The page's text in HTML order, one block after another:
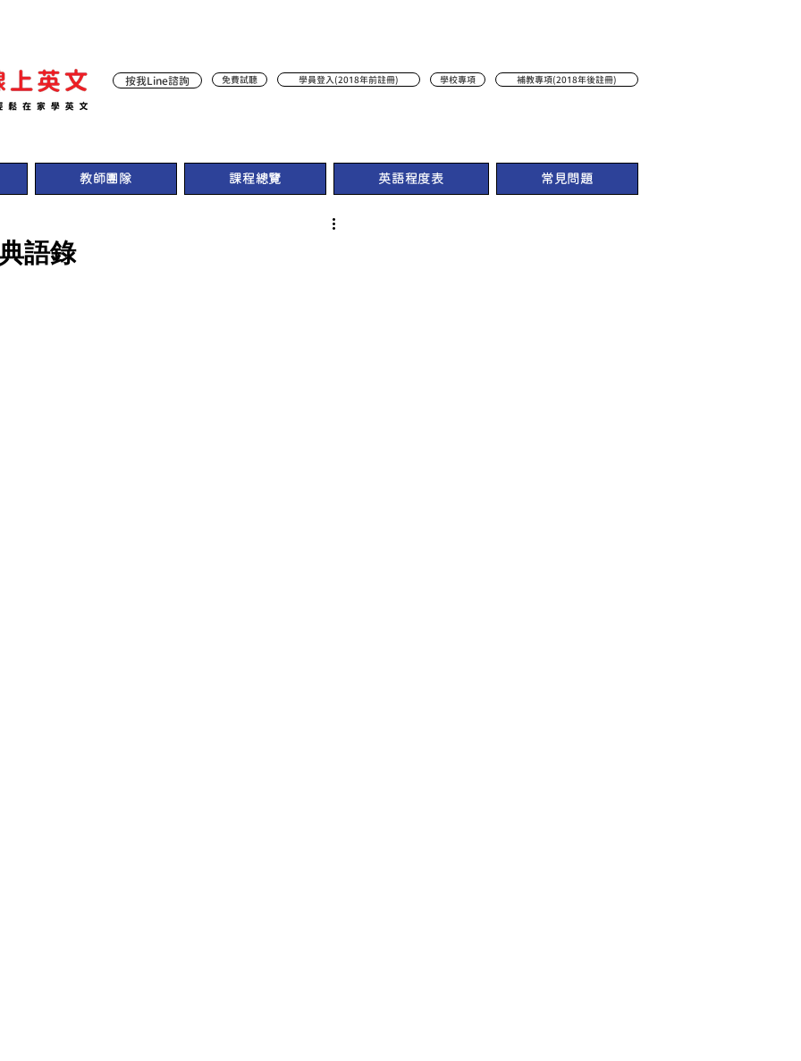
按我Line諮詢 免費試聽 學員登入(2018年前註冊) 學校專項 補教專項(2018年後註冊)
教師團隊 課程總覽 英語程度表 常見問題
語錄